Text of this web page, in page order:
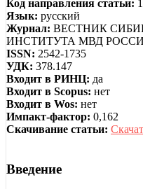
Код направления статьи:
Язык: русский
Журнал: ВЕСТНИК
ИНСТИТУТА МВД
ISSN: 2542-1735
УДК: 378.147
Входит в РИНЦ: да
Входит в Scopus: нет
Входит в Wos: нет
Импакт-фактор: 0,162
Скачивание статьи:
Введение